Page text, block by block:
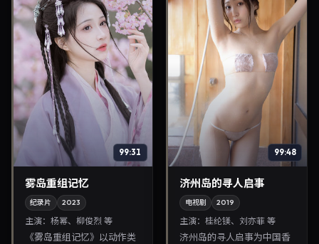
99:31
雾岛重组记忆
纪录片 2023
主演： 杨幂、柳俊烈 等
《雾岛重组记忆》以动作类
99:48
济州岛的寻人启事
电视剧 2019
主演：桂纶镁、刘亦菲 等
济州岛的寻人启事为中国香